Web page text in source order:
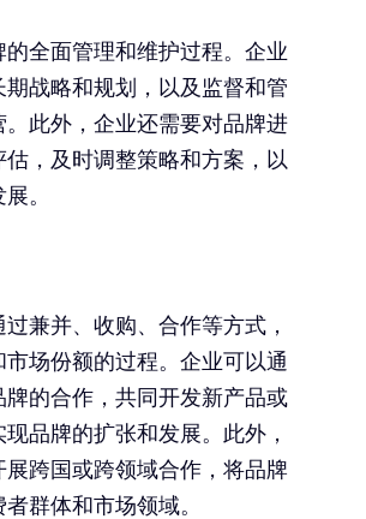
全面管理和维护过程。企业
战略和规划，以及监督和管
此外，企业还需要对品牌进
估，及时调整策略和方案，以
。
兼并、收购、合作等方式，
场份额的过程。企业可以通
的合作，共同开发新产品或
品牌的扩张和发展。此外，
跨国或跨领域合作，将品牌
群体和市场领域。